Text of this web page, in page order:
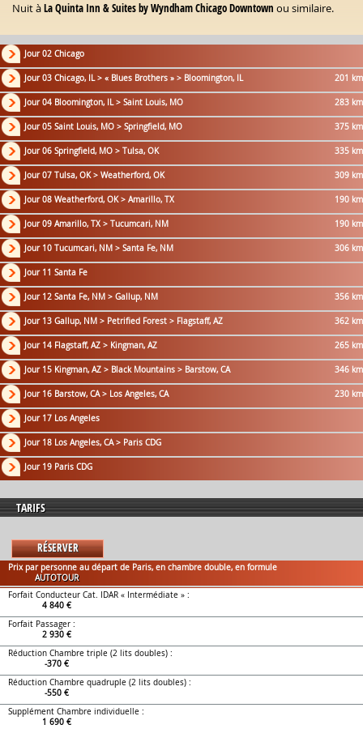
Nuit àLa Quinta Inn & Suites by Wyndham Chicago Downtown ou similaire.
Jour 02 Chicago
Jour 03 Chicago, IL > « Blues Brothers » > Bloomington, IL 201 km
Jour 04 Bloomington, IL > Saint Louis, MO 283 km
Jour 05 Saint Louis, MO > Springfield, MO 375 km
Jour 06 Springfield, MO > Tulsa, OK 335 km
Jour 07 Tulsa, OK > Weatherford, OK 309 km
Jour 08 Weatherford, OK > Amarillo, TX 190 km
Jour 09 Amarillo, TX > Tucumcari, NM 190 km
Jour 10 Tucumcari, NM > Santa Fe, NM 306 km
Jour 11 Santa Fe
Jour 12 Santa Fe, NM > Gallup, NM 356 km
Jour 13 Gallup, NM > Petrified Forest > Flagstaff, AZ 362 km
Jour 14 Flagstaff, AZ > Kingman, AZ 265 km
Jour 15 Kingman, AZ > Black Mountains > Barstow, CA 346 km
Jour 16 Barstow, CA > Los Angeles, CA 230 km
Jour 17 Los Angeles
Jour 18 Los Angeles, CA > Paris CDG
Jour 19 Paris CDG
TARIFS
RÉSERVER
Prix par personne au départ de Paris, en chambre double, en formule
AUTOTOUR
Forfait Conducteur Cat. IDAR « Intermédiate » :
4 840 €
Forfait Passager :
2 930 €
Réduction Chambre triple (2 lits doubles) :
-370 €
Réduction Chambre quadruple (2 lits doubles) :
-550 €
Supplément Chambre individuelle :
1 690 €